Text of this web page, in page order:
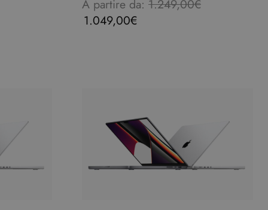
A partire da: 1.249,00€
1.049,00€